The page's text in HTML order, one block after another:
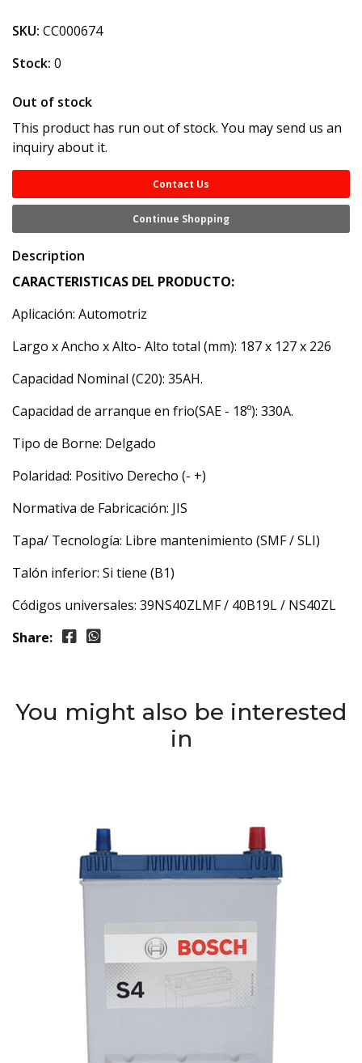
SKU: CC000674
Stock: 0
Out of stock
This product has run out of stock. You may send us an
inquiry about it.
Contact Us
Continue Shopping
Description
CARACTERISTICAS DEL PRODUCTO:
Aplicación: Automotriz
Largo x Ancho x Alto- Alto total (mm): 187 x 127 x 226
Capacidad Nominal (C20): 35AH.
Capacidad de arranque en frio(SAE - 18º): 330A.
Tipo de Borne: Delgado
Polaridad: Positivo Derecho (- +)
Normativa de Fabricación: JIS
Tapa/ Tecnología: Libre mantenimiento (SMF / SLI)
Talón inferior: Si tiene (B1)
Códigos universales: 39NS40ZLMF / 40B19L / NS40ZL
Share:
You might also be interested
in